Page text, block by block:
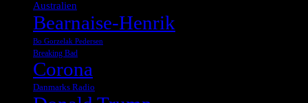
Australien
Bearnaise-Henrik
Bo Gorzelak Pedersen
Breaking Bad
Corona
Danmarks Radio